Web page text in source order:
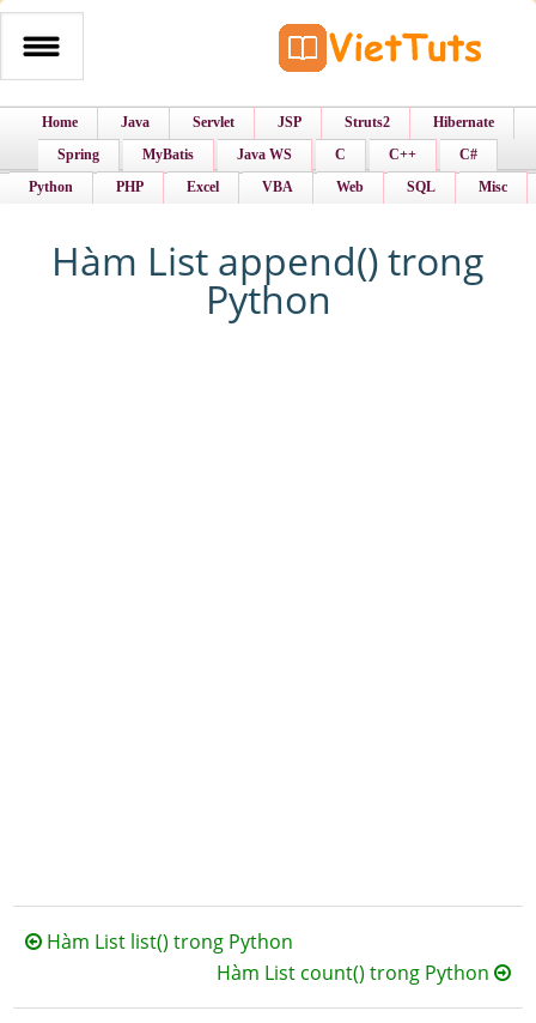
Home Java Servlet JSP Struts2
Hibernate
Spring
MyBatis Java WS C C++
C#
Python
PHP Excel VBA Web SQL Misc
Hàm List append() trong
Python
Hàm List list() trong Python
Hàm List count() trong Python